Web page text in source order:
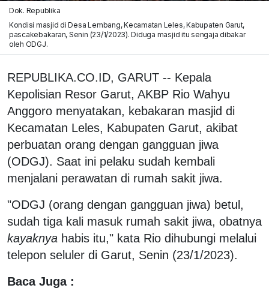
Dok. Republika
Kondisi masjid di Desa Lembang, Kecamatan Leles, Kabupaten Garut,
pascakebakaran, Senin (23/1/2023). Diduga masjid itu sengaja dibakar
oleh ODGJ.
REPUBLIKA.CO.ID, GARUT -- Kepala
Kepolisian Resor Garut, AKBP Rio Wahyu
Anggoro menyatakan, kebakaran masjid di
Kecamatan Leles, Kabupaten Garut, akibat
perbuatan orang dengan gangguan jiwa
(ODGJ). Saat ini pelaku sudah kembali
menjalani perawatan di rumah sakit jiwa.
"ODGJ (orang dengan gangguan jiwa) betul,
sudah tiga kali masuk rumah sakit jiwa, obatnya
kayaknya habis itu," kata Rio dihubungi melalui
telepon seluler di Garut, Senin (23/1/2023).
Baca Juga :